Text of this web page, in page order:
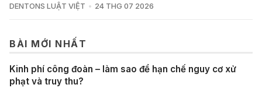
DENTONS LUẬT VIỆT 24 THG 07 2026
BÀI MỚI NHẤT
Kinh phí công đoàn – làm sao để hạn chế nguy cơ xử
phạt và truy thu?